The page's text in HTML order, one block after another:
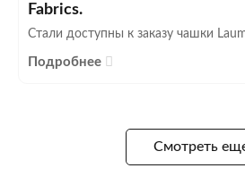
Fabrics.
Стали доступны к заказу чашки
Подробнее
Смотреть